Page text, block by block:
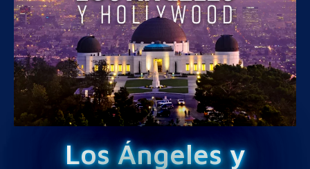
Los Ángeles y